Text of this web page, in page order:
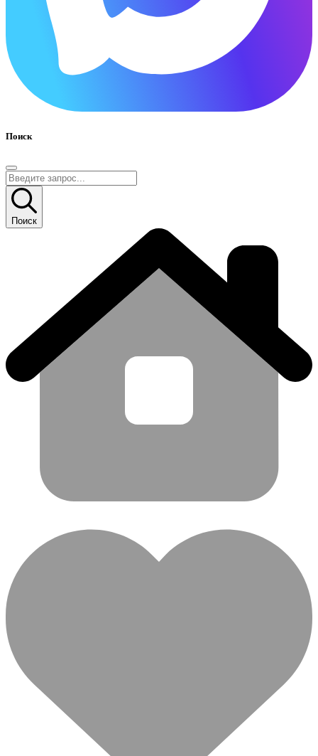
Поиск
Поиск